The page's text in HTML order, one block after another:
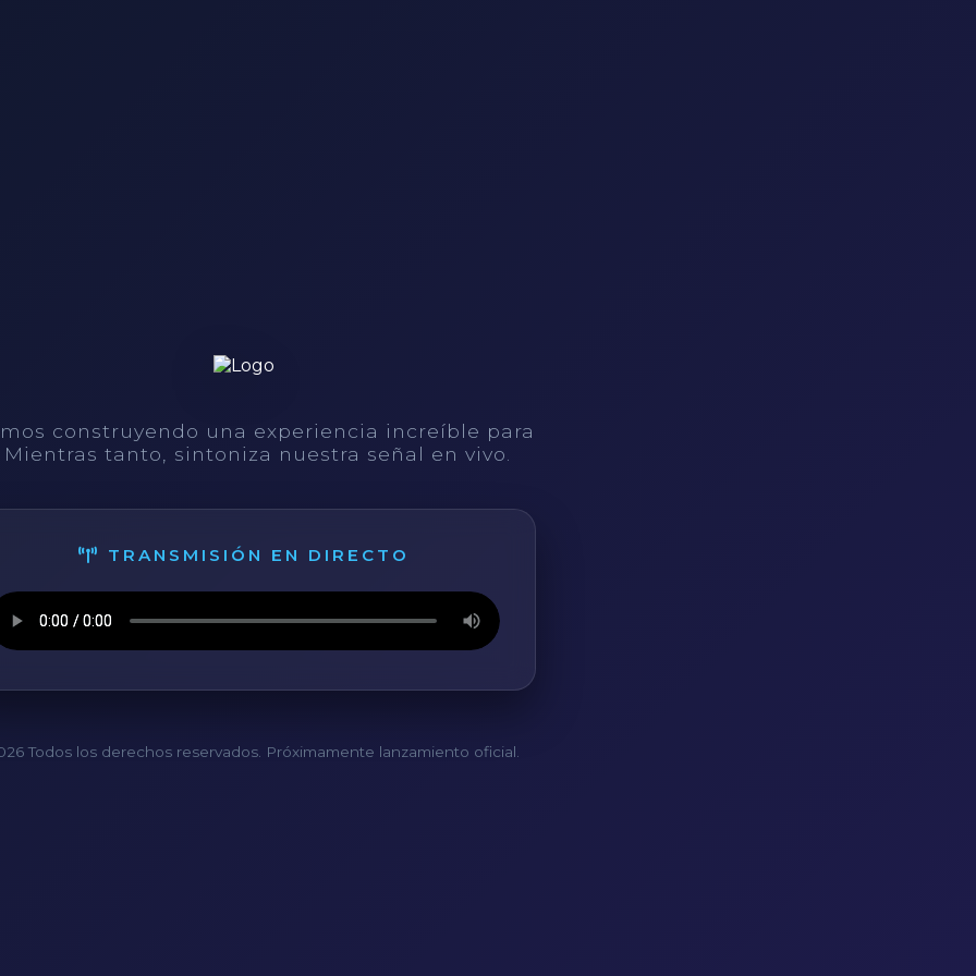
construyendo una experiencia increíble para
tanto, sintoniza nuestra señal en vivo.
TRANSMISIÓN EN DIRECTO
Todos los derechos reservados. Próximamente lanzamiento oficial.